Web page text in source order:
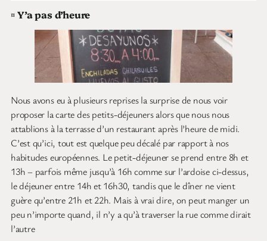
¤Y’a pas d’heure
Nous avons eu à plusieurs reprises la surprise de nous voir
proposer la carte des petits-déjeuners alors que nous nous
attablions à la terrasse d’un restaurant après l’heure de midi.
C’est qu’ici, tout est quelque peu décalé par rapport à nos
habitudes européennes. Le petit-déjeuner se prend entre 8h et
13h – parfois même jusqu’à 16h comme sur l’ardoise ci-dessus,
le déjeuner entre 14h et 16h30, tandis que le dîner ne vient
guère qu’entre 21h et 22h. Mais à vrai dire, on peut manger un
peu n’importe quand, il n’y a qu’à traverser la rue comme dirait
l’autre